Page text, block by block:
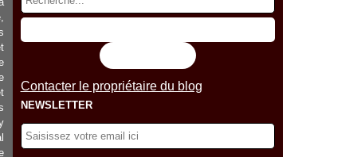
Contacter le propriétaire du blog
NEWSLETTER